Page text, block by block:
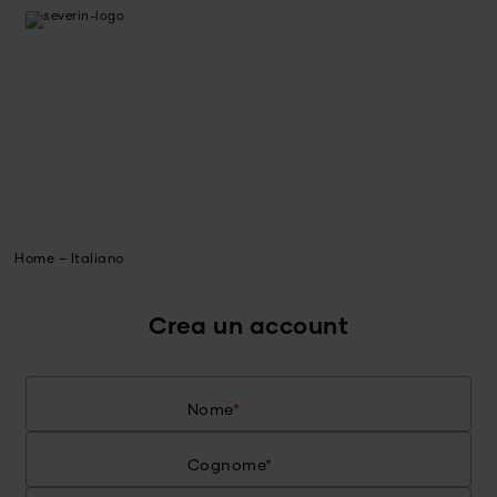
Home – Italiano
Crea un account
Nome*
Cognome*